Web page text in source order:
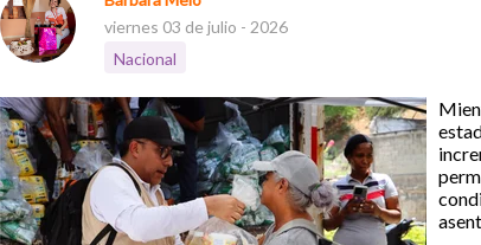
viernes 03 de julio - 2026
Nacional